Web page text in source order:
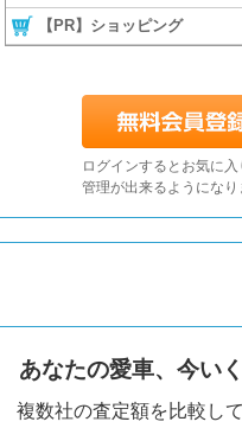
【PR】ショッピング
ログインするとお気に
管理が出来るようになり
あなたの愛車、今い
複数社の査定額を比較し